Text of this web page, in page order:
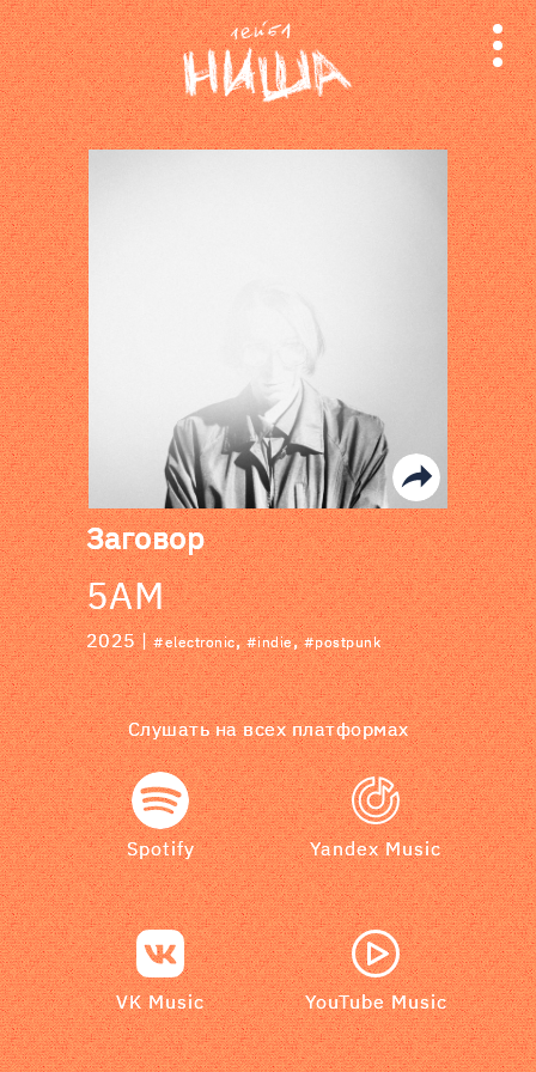
релизы
лейбл
Заговор
5AM
2025 |#electronic,#indie,#postpunk
Слушать на всех платформах
Spotify Yandex Music
VK Music YouTube Music